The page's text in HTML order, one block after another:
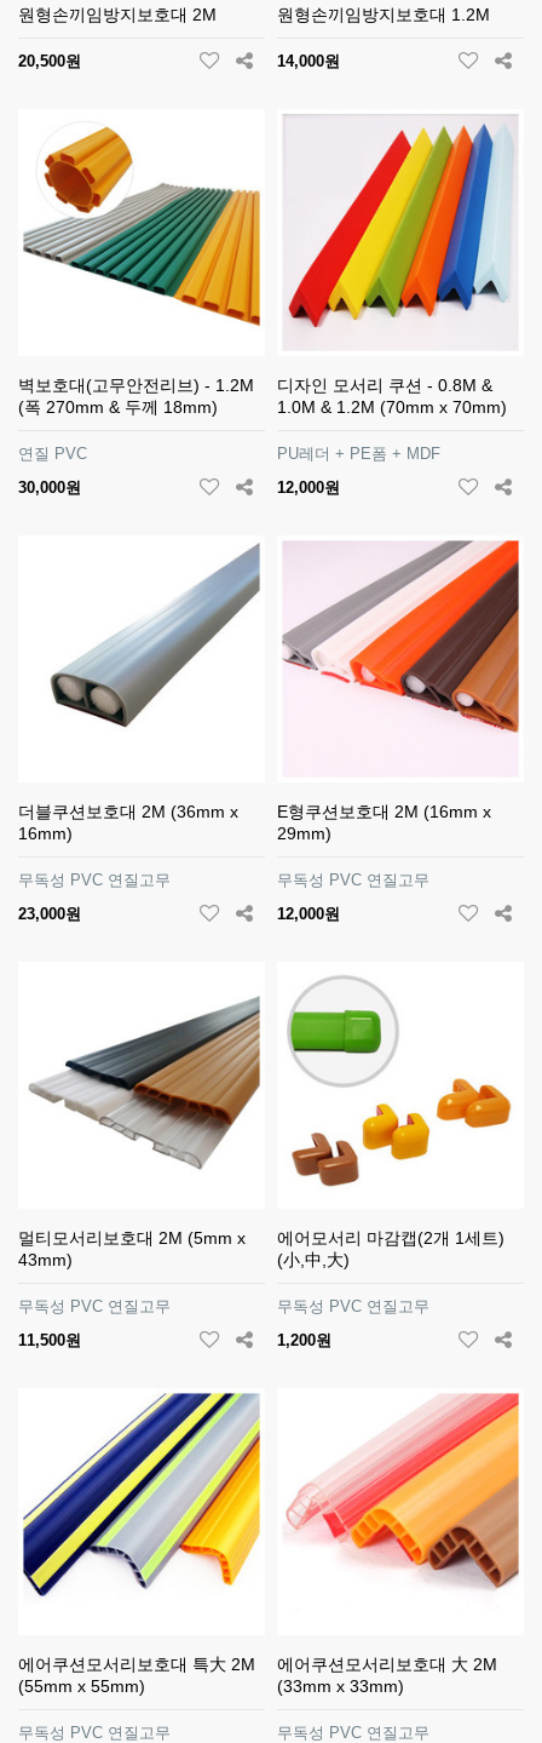
원형손끼임방지보호대 2M
20,500원
원형손끼임방지보호대 1.2M
14,000원
벽보호대(고무안전리브) - 1.2M
(폭 270mm & 두께 18mm)
연질 PVC
30,000원
디자인 모서리 쿠션 - 0.8M &
1.0M & 1.2M (70mm x 70mm)
PU레더 + PE폼 + MDF
12,000원
더블쿠션보호대 2M (36mm x
16mm)
무독성 PVC 연질고무
23,000원
E형쿠션보호대 2M (16mm x
29mm)
무독성 PVC 연질고무
12,000원
멀티모서리보호대 2M (5mm x
43mm)
무독성 PVC 연질고무
11,500원
에어모서리 마감캡(2개 1세트)
(小,中,大)
무독성 PVC 연질고무
1,200원
에어쿠션모서리보호대 특大 2M
(55mm x 55mm)
무독성 PVC 연질고무
에어쿠션모서리보호대 大 2M
(33mm x 33mm)
무독성 PVC 연질고무